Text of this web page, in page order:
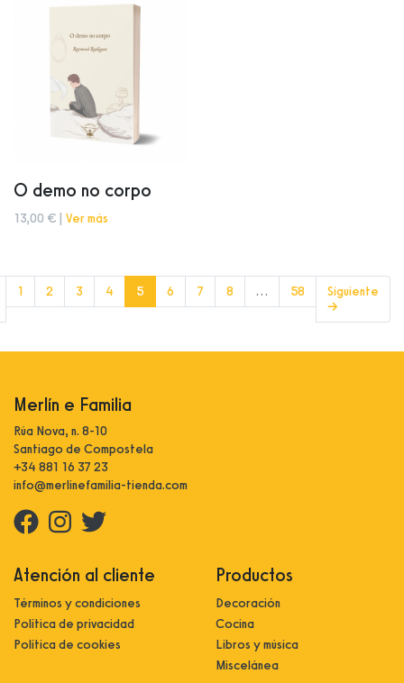
O demo no corpo
13,00 € | Ver más
1 2 3 4 5 (current)
6 7 8 … 58
Siguiente
→
Merlín e Familia
Rúa Nova, n. 8-10
Santiago de Compostela
+34 881 16 37 23
info@merlinefamilia-tienda.com
Atención al cliente
Términos y condiciones
Política de privacidad
Política de cookies
Productos
Decoración
Cocina
Libros y música
Miscelánea